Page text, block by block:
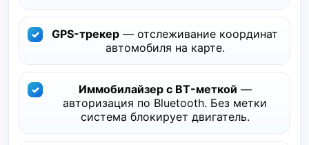
GPS-трекер — отслеживание координат
автомобиля на карте.
Иммобилайзер с BT-меткой —
авторизация по Bluetooth. Без метки
система блокирует двигатель.